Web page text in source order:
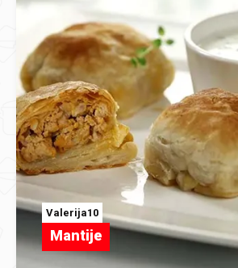
Valerija10
Mantije